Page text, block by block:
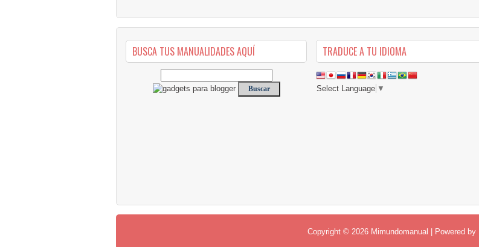
BUSCA TUS MANUALIDADES AQUÍ TRADUCE A TU IDIOMA
Select Language ▼
Copyright © 2026 Mimundomanual | Powered by